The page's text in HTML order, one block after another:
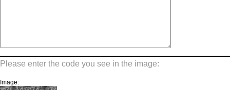
Please enter the code you see in the image:
Image: